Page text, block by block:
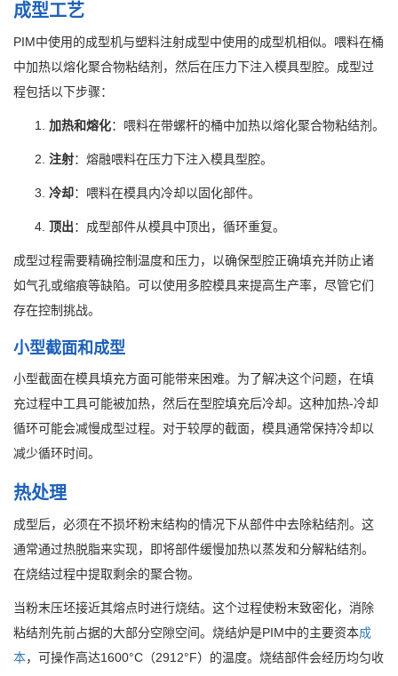
成型工艺
PIM中使用的成型机与塑料注射成型中使用的成型机相似。喂料在桶
中加热以熔化聚合物粘结剂，然后在压力下注入模具型腔。成型过
程包括以下步骤：
加热和熔化：喂料在带螺杆的桶中加热以熔化聚合物粘结剂。
注射：熔融喂料在压力下注入模具型腔。
冷却：喂料在模具内冷却以固化部件。
顶出：成型部件从模具中顶出，循环重复。
成型过程需要精确控制温度和压力，以确保型腔正确填充并防止诸
如气孔或缩痕等缺陷。可以使用多腔模具来提高生产率，尽管它们
存在控制挑战。
小型截面和成型
小型截面在模具填充方面可能带来困难。为了解决这个问题，在填
充过程中工具可能被加热，然后在型腔填充后冷却。这种加热-冷却
循环可能会减慢成型过程。对于较厚的截面，模具通常保持冷却以
减少循环时间。
热处理
成型后，必须在不损坏粉末结构的情况下从部件中去除粘结剂。这
通常通过热脱脂来实现，即将部件缓慢加热以蒸发和分解粘结剂。
在烧结过程中提取剩余的聚合物。
当粉末压坯接近其熔点时进行烧结。这个过程使粉末致密化，消除
粘结剂先前占据的大部分空隙空间。烧结炉是PIM中的主要资本成
本，可操作高达1600°C（2912°F）的温度。烧结部件会经历均匀收